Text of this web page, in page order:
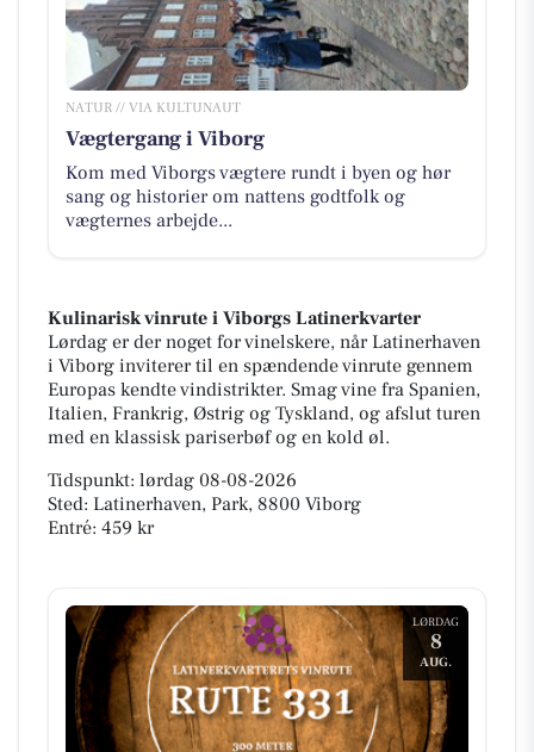
NATUR // VIA KULTUNAUT
Vægtergang i Viborg
Kom med Viborgs vægtere rundt i byen og hør
sang og historier om nattens godtfolk og
vægternes arbejde...
Kulinarisk vinrute i Viborgs Latinerkvarter
Lørdag er der noget for vinelskere, når Latinerhaven
i Viborg inviterer til en spændende vinrute gennem
Europas kendte vindistrikter. Smag vine fra Spanien,
Italien, Frankrig, Østrig og Tyskland, og afslut turen
med en klassisk pariserbøf og en kold øl.
Tidspunkt: lørdag 08-08-2026
Sted: Latinerhaven, Park, 8800 Viborg
Entré: 459 kr
LØRDAG
8
AUG.